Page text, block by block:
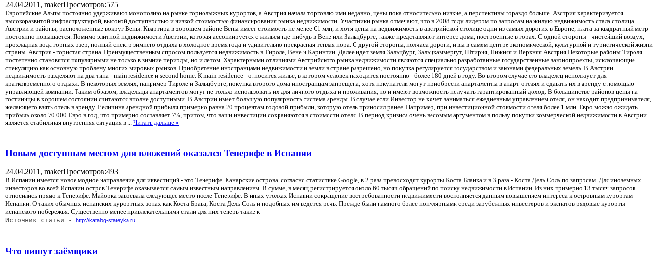
24.04.2011, makerПросмотров:575
Европейские Альпы постоянно удерживают монополию на рынке горнолыжных курортов, а Австрия начала торговлю ими недавно, цены пока относительно низкие, а перспективы гораздо больше. Австрия характеризуется
высокоразвитой инфраструктурой, высокой доступностью и низкой стоимостью финансирования рынка недвижимости. Участники рынка отмечают, что в 2008 году лидером по запросам на жилую недвижимость стала столица
Австрии и районы, расположенные вокруг Вены. Квартира в хорошем районе Вены имеет стоимость не менее €1 млн, и хотя цены на недвижимость в австрийской столице одни из самых дорогих в Европе, плата за квадратный метр
постоянно повышается. Помимо элитной недвижимости Австрии, которая ассоциируется с жильем где-нибудь в Вене или Зальцбурге, также представляют интерес дома, построенные в горах. С одной стороны - чистейший воздух,
прохладная вода горных озер, полный спектр зимнего отдыха в холодное время года и удивительно прекрасная теплая пора. С другой стороны, полчаса дороги, и вы в самом центре экономической, культурной и туристической жизни
страны. Австрия - гористая страна. Преимущественным спросом пользуется недвижимость в Тироле, Вене и Каринтии. Далее идет земля Зальцбург, Зальцкаммергут, Штирия, Нижняя и Верхняя Австрия Некоторые районы Тироля
постепенно становятся популярными не только в зимние периоды, но и летом. Характерными отличиями Австрийского рынка недвижимости являются специально разработанные государственные законопроекты, исключающие
спекуляцию как основную проблему многих мировых рынков. Приобретение иностранцами недвижимости и земли в стране разрешено, но покупка регулируется государством и законами федеральных земель. В Австрии
недвижимость разделяют на два типа - main residence и second home. К main residence - относится жилье, в котором человек находится постоянно - более 180 дней в году. Во втором случае его владелец использует для
кратковременного отдыха. В некоторых землях, например Тироле и Зальцбурге, покупка второго дома иностранцам запрещена, хотя покупатели могут приобрести апартаменты в апарт-отелях и сдавать их в аренду с помощью
управляющей компании. Таким образом, владельцы апартаментов могут не только использовать их для личного отдыха и проживания, но и имеют возможность получать гарантированный доход. В большинстве районов цены на
гостиницы в хорошем состоянии считаются вполне доступными. В Австрии имеет большую популярность система аренды. В случае если Инвестор не хочет заниматься ежедневным управлением отеля, он находит предпринимателя,
желающего взять отель в аренду. Величина арендной прибыли примерно равна 20 процентам годовой прибыли, которую отель приносил ранее. Например, при инвестиционной стоимости отеля более 1 млн. Евро можно ожидать
прибыль около 70 000 Евро в год, что примерно составляет 7%, притом, что ваши инвестиции сохраняются в стоимости отеля. В период кризиса очень весомым аргументом в пользу покупки коммерческой недвижимости в Австрии
является стабильная внутренняя ситуация в ... Читать дальше »
Новым доступным местом для вложений оказался Тенерифе в Испании
24.04.2011, makerПросмотров:493
В Испании имеется новое модное направление для инвестиций - это Тенерифе. Канарские острова, согласно статистике Google, в 2 раза превосходят курорты Коста Бланка и в 3 раза - Коста Дель Соль по запросам. Для иноземных
инвесторов во всей Испании остров Тенерифе оказывается самым известным направлением. В сумме, в месяц регистрируется около 60 тысяч обращений по поиску недвижимости в Испании. Из них примерно 13 тысяч запросов
относились прямо к Тенерифе. Майорка завоевала следующее место после Тенерифе. В иных уголках Испании сокращение востребованности недвижимости восполняется данным повышением интереса к островным курортам
Испании. О таких обычных испанских курортных зонах как Коста Брава, Коста Дель Соль и подобных им ведется речь. Прежде были намного более популярными среди зарубежных инвесторов и экспатов рядовые курорты
испанского побережья. Существенно менее привлекательными стали для них теперь такие к
Источник статьи -
http://katalog-stateyka.ru
Что пишут заёмщики